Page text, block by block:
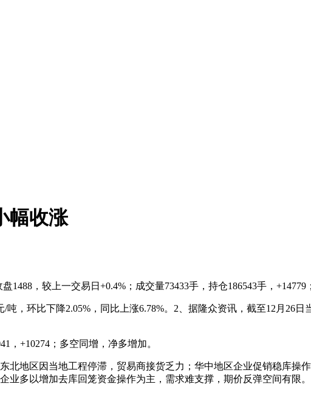
幅收涨
，较上一交易日+0.4%；成交量73433手，持仓186543手，+14779
环比下降2.05%，同比上涨6.78%。2、据隆众资讯，截至12月26日
+10274；多空同增，净多增加。
地区因当地工程停滞，贸易商接货乏力；华中地区企业促销稳库操
多以增加去库回笼资金操作为主，需求难支撑，期价反弹空间有限